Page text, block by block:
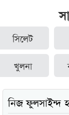
সিলেট
খুলনা
নিজ ফুলসাইন্দ